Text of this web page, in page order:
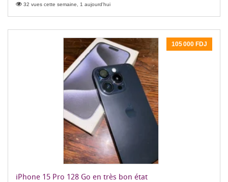
32 vues cette semaine, 1 aujourd'hui
105 000 FDJ
iPhone 15 Pro 128 Go en très bon état